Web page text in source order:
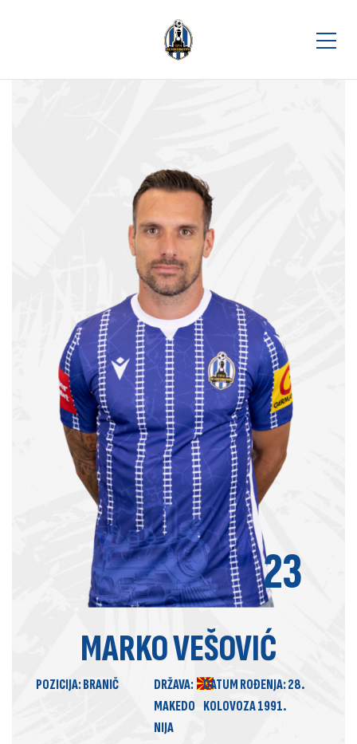
MARKO VEŠOVIĆ
POZICIJA:BRANIČ
DRŽAVA:
MAKEDO
NIJA
DATUM ROÐENJA:28.
KOLOVOZA 1991.
23